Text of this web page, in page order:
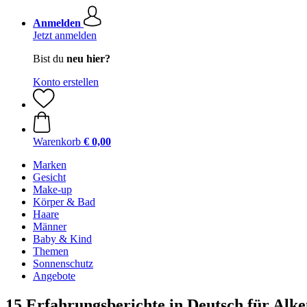
Anmelden
Jetzt anmelden
Bist du neu hier?
Konto erstellen
Warenkorb € 0,00
Marken
Gesicht
Make-up
Körper & Bad
Haare
Männer
Baby & Kind
Themen
Sonnenschutz
Angebote